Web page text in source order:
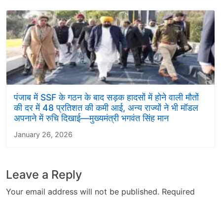
पंजाब में SSF के गठन के बाद सड़क हादसों में होने वाली मौतों
की दर में 48 प्रतिशत की कमी आई, अन्य राज्यों ने भी मॉडल
अपनाने में रुचि दिखाई—मुख्यमंत्री भगवंत सिंह मान
January 26, 2026
Leave a Reply
Your email address will not be published. Required